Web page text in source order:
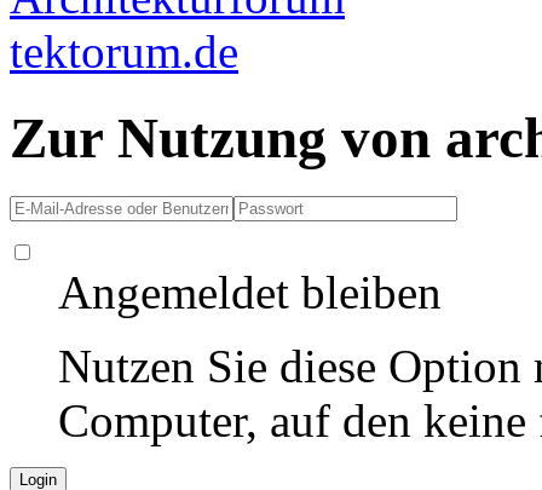
Zur Nutzung von
Angemeldet bleiben
Nutzen Sie diese
Computer, auf den